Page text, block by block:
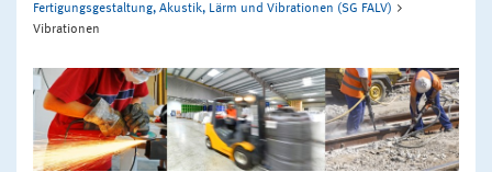
Fertigungsgestaltung, Akustik, Lärm und Vibrationen (SG FALV)
Vibrationen